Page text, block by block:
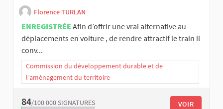
Florence TURLAN
ENREGISTRÉE Afin d’offrir une vrai alternative au
déplacements en voiture , de rendre attractif le train il
conv...
Commission du développement durable et de
l’aménagement du territoire
84/100 000 SIGNATURES VOIR